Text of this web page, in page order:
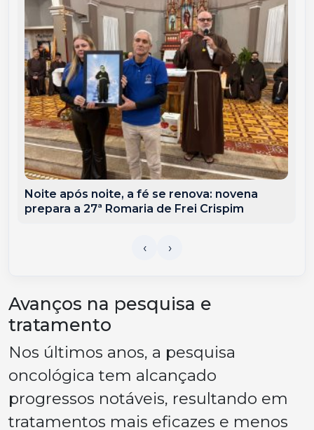
Noite após noite, a fé se renova: novena
prepara a 27ª Romaria de Frei Crispim
Avanços na pesquisa e
tratamento
Nos últimos anos, a pesquisa
oncológica tem alcançado
progressos notáveis, resultando em
tratamentos mais eficazes e menos